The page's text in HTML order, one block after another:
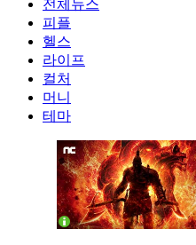
전체뉴스
피플
헬스
라이프
컬처
머니
테마